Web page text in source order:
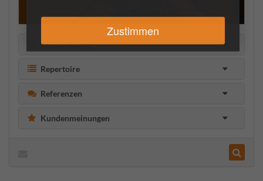
Zustimmen
Beschreibung
Repertoire
Referenzen
Kundenmeinungen